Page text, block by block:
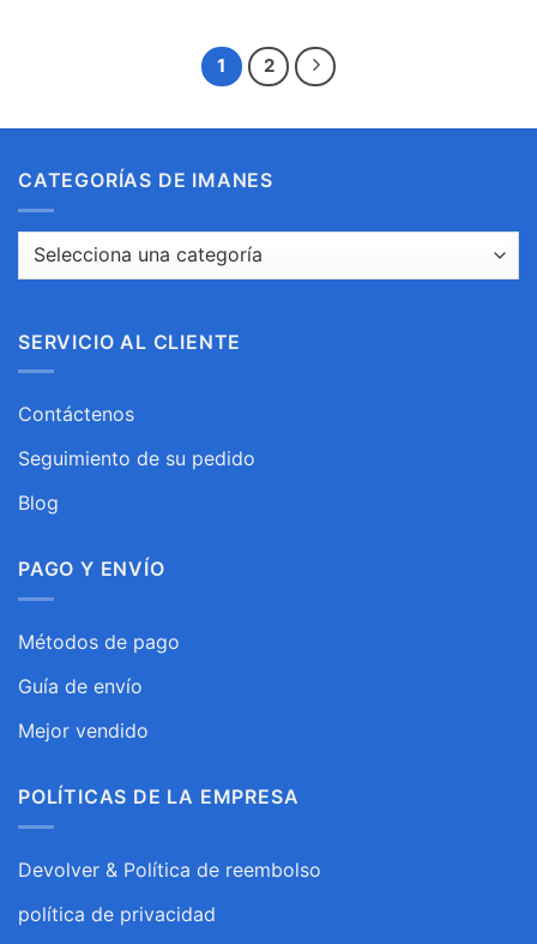
1 2
CATEGORÍAS DE IMANES
SERVICIO AL CLIENTE
Contáctenos
Seguimiento de su pedido
Blog
PAGO Y ENVÍO
Métodos de pago
Guía de envío
Mejor vendido
POLÍTICAS DE LA EMPRESA
Devolver & Política de reembolso
política de privacidad